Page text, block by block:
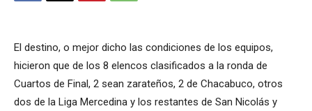
El destino, o mejor dicho las condiciones de los equipos,
hicieron que de los 8 elencos clasificados a la ronda de
Cuartos de Final, 2 sean zarateños, 2 de Chacabuco, otros
dos de la Liga Mercedina y los restantes de San Nicolás y